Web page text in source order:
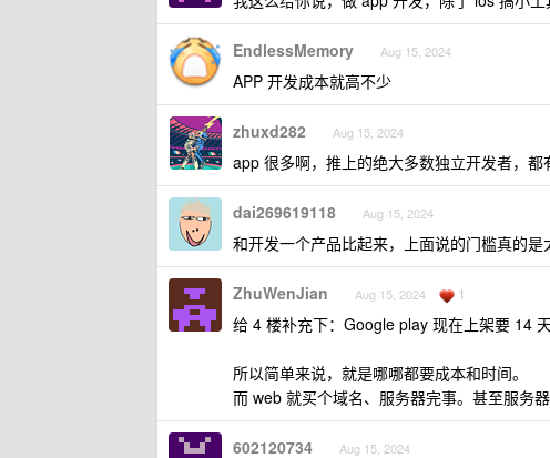
EndlessMemory Aug 15, 2024
APP 开发成本就高不少
zhuxd282 Aug 15, 2024
app 很多啊，推上的绝大多数独立开发者，都
dai269619118 Aug 15, 2024
和开发一个产品比起来，上面说的门槛真的
ZhuWenJian Aug 15, 2024 1
给 4 楼补充下：Google play 现在上架要 14
所以简单来说，就是哪哪都要成本和时间。
而 web 就买个域名、服务器完事。甚至服务器
602120734 Aug 15, 2024